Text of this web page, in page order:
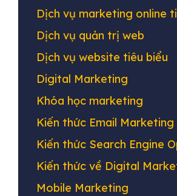
Dịch vụ marketing online
Dịch vụ quản trị web
Dịch vụ website tiêu biểu
Digital Marketing
Khóa học marketing
Kiến thức Email Marketing
Kiến thức Search Engine
Kiến thức về Digital
Mobile Marketing